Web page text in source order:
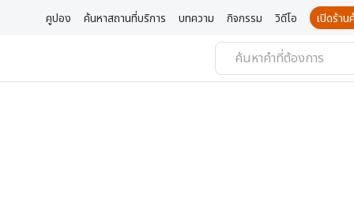
คูปอง ค้นหาสถานที่บริการ บทความ กิจกรรม วิดีโอ เปิดร้า